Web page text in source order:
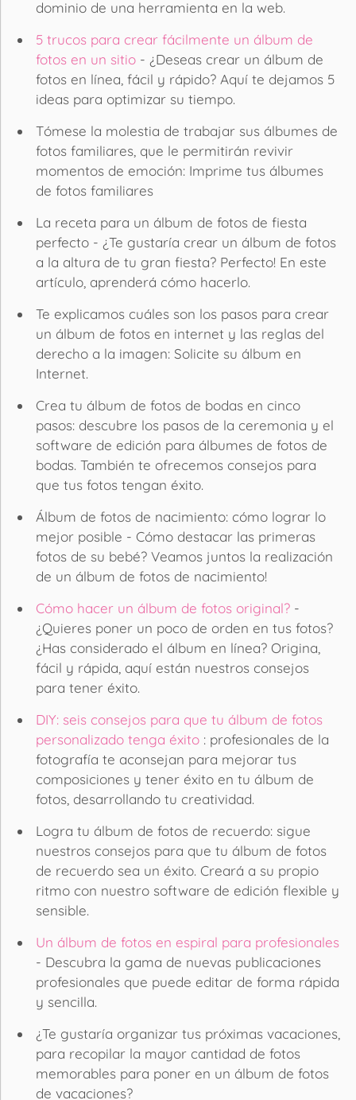
dominio de una herramienta en la web.
5 trucos para crear fácilmente un álbum de
fotos en un sitio - ¿Deseas crear un álbum de
fotos en línea, fácil y rápido? Aquí te dejamos 5
ideas para optimizar su tiempo.
Tómese la molestia de trabajar sus álbumes de
fotos familiares, que le permitirán revivir
momentos de emoción: Imprime tus álbumes
de fotos familiares
La receta para un álbum de fotos de fiesta
perfecto - ¿Te gustaría crear un álbum de fotos
a la altura de tu gran fiesta? Perfecto! En este
artículo, aprenderá cómo hacerlo.
Te explicamos cuáles son los pasos para crear
un álbum de fotos en internet y las reglas del
derecho a la imagen: Solicite su álbum en
Internet.
Crea tu álbum de fotos de bodas en cinco
pasos: descubre los pasos de la ceremonia y el
software de edición para álbumes de fotos de
bodas. También te ofrecemos consejos para
que tus fotos tengan éxito.
Álbum de fotos de nacimiento: cómo lograr lo
mejor posible - Cómo destacar las primeras
fotos de su bebé? Veamos juntos la realización
de un álbum de fotos de nacimiento!
Cómo hacer un álbum de fotos original? -
¿Quieres poner un poco de orden en tus fotos?
¿Has considerado el álbum en línea? Origina,
fácil y rápida, aquí están nuestros consejos
para tener éxito.
DIY: seis consejos para que tu álbum de fotos
personalizado tenga éxito : profesionales de la
fotografía te aconsejan para mejorar tus
composiciones y tener éxito en tu álbum de
fotos, desarrollando tu creatividad.
Logra tu álbum de fotos de recuerdo: sigue
nuestros consejos para que tu álbum de fotos
de recuerdo sea un éxito. Creará a su propio
ritmo con nuestro software de edición flexible y
sensible.
Un álbum de fotos en espiral para profesionales
- Descubra la gama de nuevas publicaciones
profesionales que puede editar de forma rápida
y sencilla.
¿Te gustaría organizar tus próximas vacaciones,
para recopilar la mayor cantidad de fotos
memorables para poner en un álbum de fotos
de vacaciones?